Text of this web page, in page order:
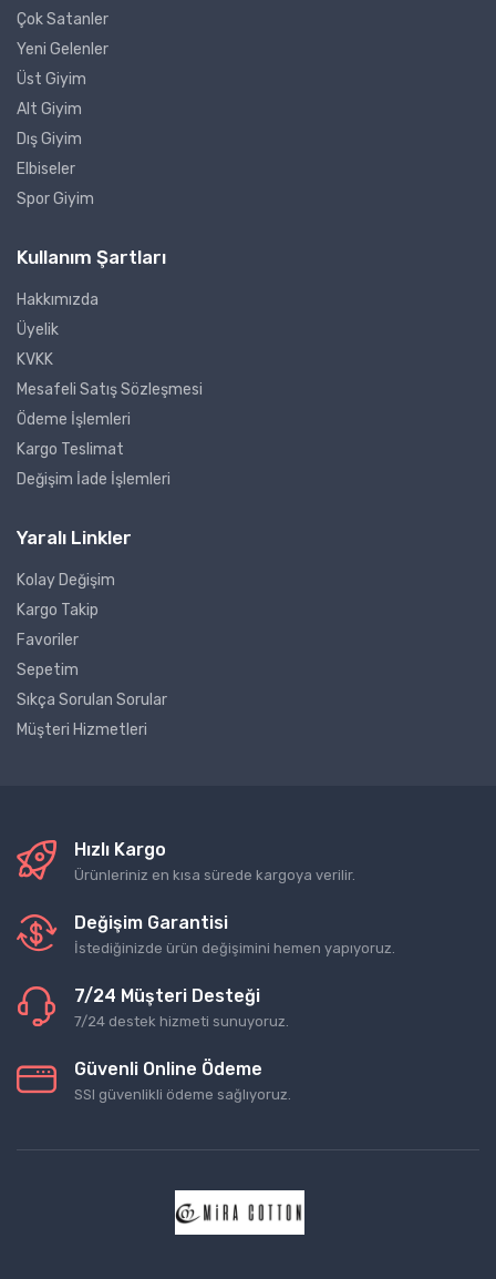
Çok Satanler
Yeni Gelenler
Üst Giyim
Alt Giyim
Dış Giyim
Elbiseler
Spor Giyim
Kullanım Şartları
Hakkımızda
Üyelik
KVKK
Mesafeli Satış Sözleşmesi
Ödeme İşlemleri
Kargo Teslimat
Değişim İade İşlemleri
Yaralı Linkler
Kolay Değişim
Kargo Takip
Favoriler
Sepetim
Sıkça Sorulan Sorular
Müşteri Hizmetleri
Hızlı Kargo
Ürünleriniz en kısa sürede kargoya verilir.
Değişim Garantisi
İstediğinizde ürün değişimini hemen yapıyoruz.
7/24 Müşteri Desteği
7/24 destek hizmeti sunuyoruz.
Güvenli Online Ödeme
SSl güvenlikli ödeme sağlıyoruz.